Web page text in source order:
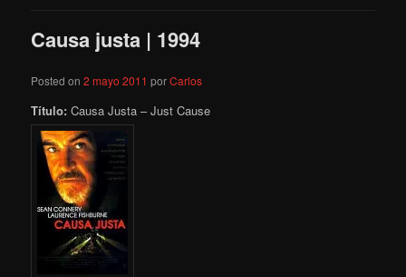
Causa justa | 1994
Posted on2 mayo 2011 porCarlos
Título: Causa Justa – Just Cause